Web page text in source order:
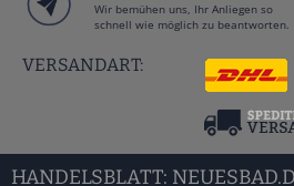
Wir bemühen uns, Ihr Anliegen so
schnell wie möglich zu beantworten.
VERSANDART:
HANDELSBLATT: